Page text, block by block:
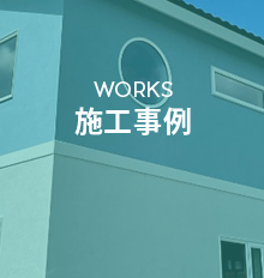
WORKS
施工事例